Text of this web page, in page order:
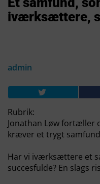
iværksættere,
admin
Rubrik:
Jonathan Løw fortæller
kræver et trygt samfund
Har vi iværksættere et
succesfulde? En slags